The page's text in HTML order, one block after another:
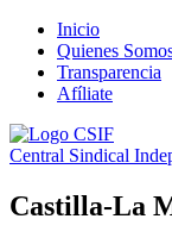
Inicio
Quienes
Transparencia
Afíliate
Central Sindical
Castilla-La